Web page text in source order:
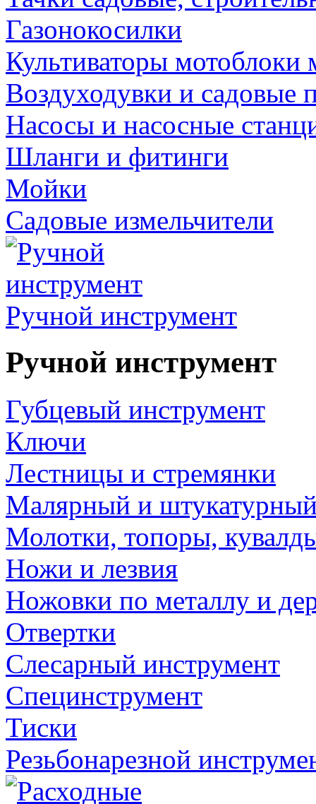
Газонокосилки
Культиваторы мотоблоки
Воздуходувки и садовые
Насосы и насосные
Шланги и фитинги
Мойки
Садовые измельчители
Ручной инструмент
Ручной инструмент
Губцевый инструмент
Ключи
Лестницы и стремянки
Малярный и
Молотки, топоры,
Ножи и лезвия
Ножовки по металлу и
Отвертки
Слесарный инструмент
Специнструмент
Тиски
Резьбонарезной